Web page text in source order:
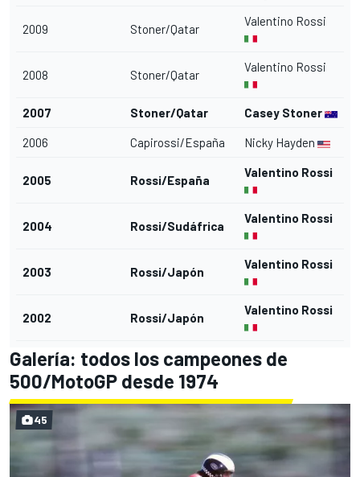
2009 Stoner/Qatar
Valentino Rossi
2008 Stoner/Qatar
Valentino Rossi
2007 Stoner/Qatar Casey Stoner
2006 Capirossi/España Nicky Hayden
2005 Rossi/España
Valentino Rossi
2004 Rossi/Sudáfrica
Valentino Rossi
2003 Rossi/Japón
Valentino Rossi
2002 Rossi/Japón
Valentino Rossi
Galería: todos los campeones de
500/MotoGP desde 1974
45